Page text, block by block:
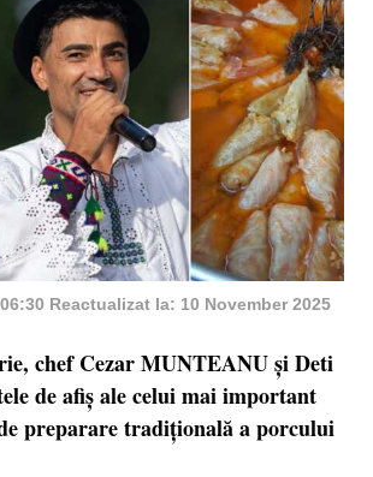
Reactualizat la: 10 November 2025
chef Cezar MUNTEANU și Deti
de afiș ale celui mai important
preparare tradițională a porcului